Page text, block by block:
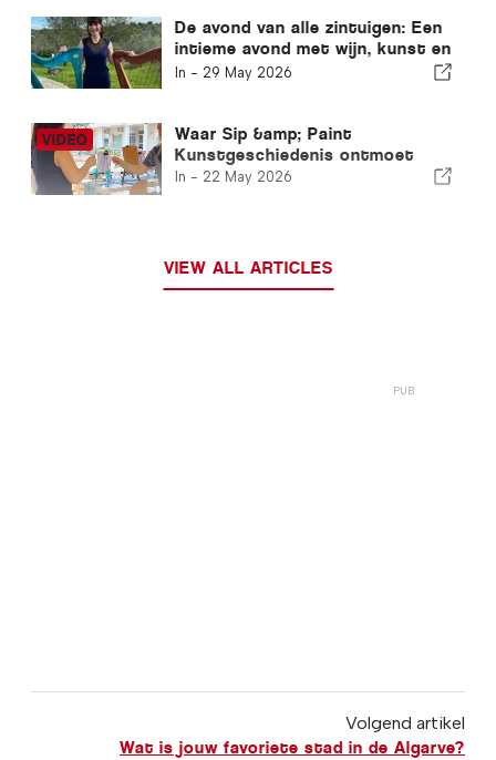
De avond van alle zintuigen: Een
intieme avond met wijn, kunst en
live harp
In - 29 May 2026
Waar Sip &amp; Paint
Kunstgeschiedenis ontmoet
In - 22 May 2026
VIEW ALL ARTICLES
Volgend artikel
Wat is jouw favoriete stad in de Algarve?